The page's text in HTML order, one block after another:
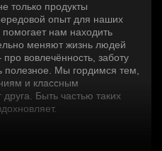
только продукты
опыт для наших
помогает нам находить
меняют жизнь людей
вовлечённость, заботу
полезное. Мы гордимся тем,
и классным
Быть частью таких